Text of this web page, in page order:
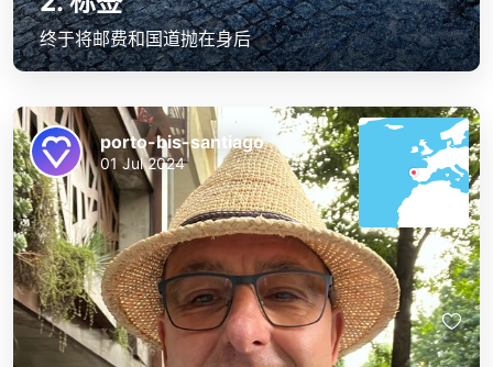
终于将邮费和国道抛在身后
porto-bis-santiago
01 Jul 2024